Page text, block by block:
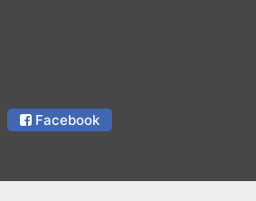
Facebook